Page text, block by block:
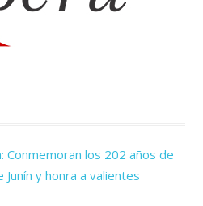
Conmemoran los 202 años de
Junín y honra a valientes